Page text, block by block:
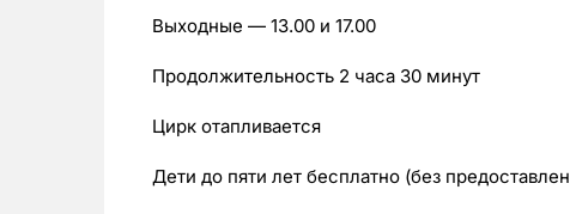
Выходные — 13.00 и 17.00
Продолжительность 2 часа 30 минут
Цирк отапливается
Дети до пяти лет бесплатно (без